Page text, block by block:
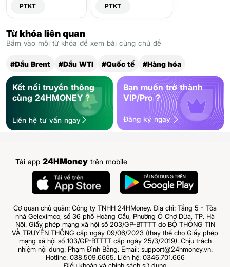
PTKT PTKT
Từ khóa liên quan
Bấm vào mỗi từ khóa để xem bài cùng chủ đề
#Dầu Brent #Dầu WTI #Quốc tế #Hàng hóa
Kết nối truyền thông
cùng 24HMONEY ?
Liên hệ tư vấn ngay
Bạn muốn trở thành
VIP/Pro ?
Đăng ký ngay
Tải app 24HMoney trên mobile
Cơ quan chủ quản: Công ty TNHH 24HMoney. Địa chỉ: Tầng 5 - Tòa
nhà Geleximco, số 36 phố Hoàng Cầu, Phường Ô Chợ Dừa, TP. Hà
Nội. Giấy phép mạng xã hội số 203/GP-BTTTT do BỘ THÔNG TIN
VÀ TRUYỀN THÔNG cấp ngày 09/06/2023 (thay thế cho Giấy phép
mạng xã hội số 103/GP-BTTTT cấp ngày 25/3/2019). Chịu trách
nhiệm nội dung: Phạm Đình Bằng. Email: support@24hmoney.vn.
Hotline: 038.509.6665. Liên hệ: 0346.701.666
Điều khoản và chính sách sử dụng